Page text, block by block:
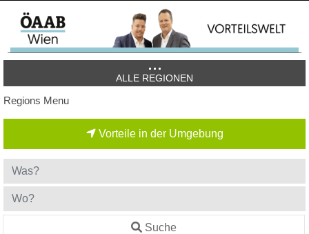
ALLE REGIONEN
Regions Menu
Vorteile in der Umgebung
Suche